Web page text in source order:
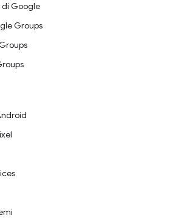
di Google
Groups